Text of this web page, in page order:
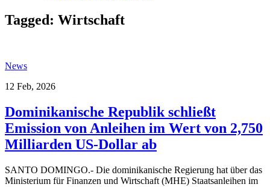
Tagged: Wirtschaft
News
12 Feb, 2026
Dominikanische Republik schließt
Emission von Anleihen im Wert von 2,750
Milliarden US-Dollar ab
SANTO DOMINGO.- Die dominikanische Regierung hat über das
Ministerium für Finanzen und Wirtschaft (MHE) Staatsanleihen im